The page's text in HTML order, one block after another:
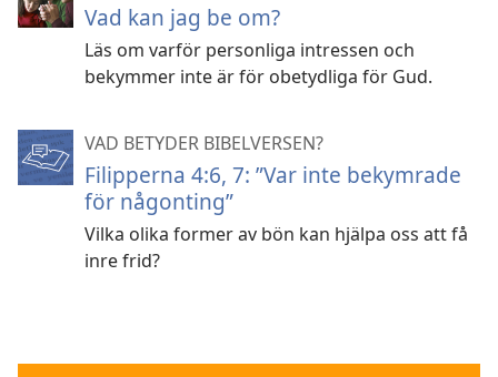
Vad kan jag be om?
Läs om varför personliga intressen och
bekymmer inte är för obetydliga för Gud.
VAD BETYDER BIBELVERSEN?
Filipperna 4:6, 7: ”Var inte bekymrade
för någonting”
Vilka olika former av bön kan hjälpa oss att få
inre frid?